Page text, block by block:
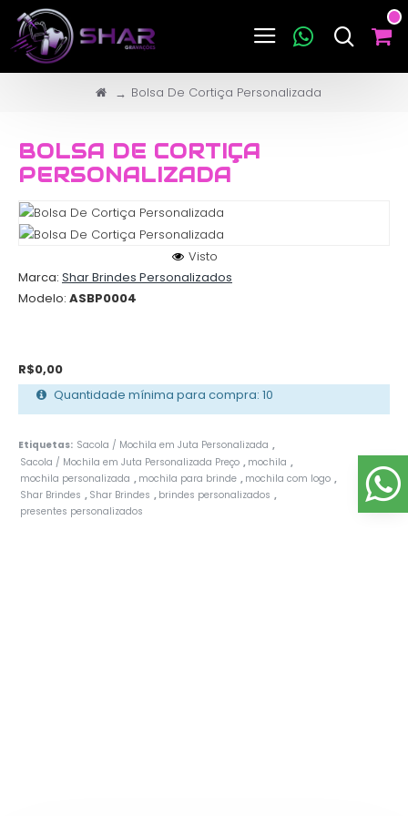
Bolsa De Cortiça Personalizada
BOLSA DE CORTIÇA
PERSONALIZADA
Marca: Shar Brindes Personalizados
Modelo: ASBP0004
Visto
R$0,00
Quantidade mínima para compra: 10
Etiquetas: Sacola / Mochila em Juta Personalizada ,
Sacola / Mochila em Juta Personalizada Preço , mochila ,
mochila personalizada , mochila para brinde , mochila com logo ,
Shar Brindes , Shar Brindes , brindes personalizados ,
presentes personalizados